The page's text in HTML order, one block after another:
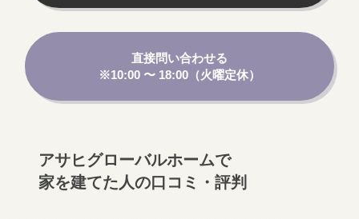
直接問い合わせる
※10:00 〜 18:00（火曜定休）
アサヒグローバルホームで
家を建てた人の口コミ・評判